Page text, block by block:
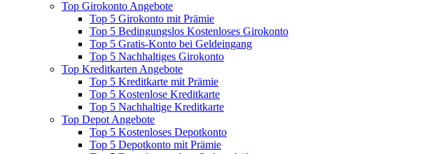
Top Girokonto Angebote
Top 5 Girokonto mit Prämie
Top 5 Bedingungslos Kostenloses Girokonto
Top 5 Gratis-Konto bei Geldeingang
Top 5 Nachhaltiges Girokonto
Top Kreditkarten Angebote
Top 5 Kreditkarte mit Prämie
Top 5 Kostenlose Kreditkarte
Top 5 Nachhaltige Kreditkarte
Top Depot Angebote
Top 5 Kostenloses Depotkonto
Top 5 Depotkonto mit Prämie